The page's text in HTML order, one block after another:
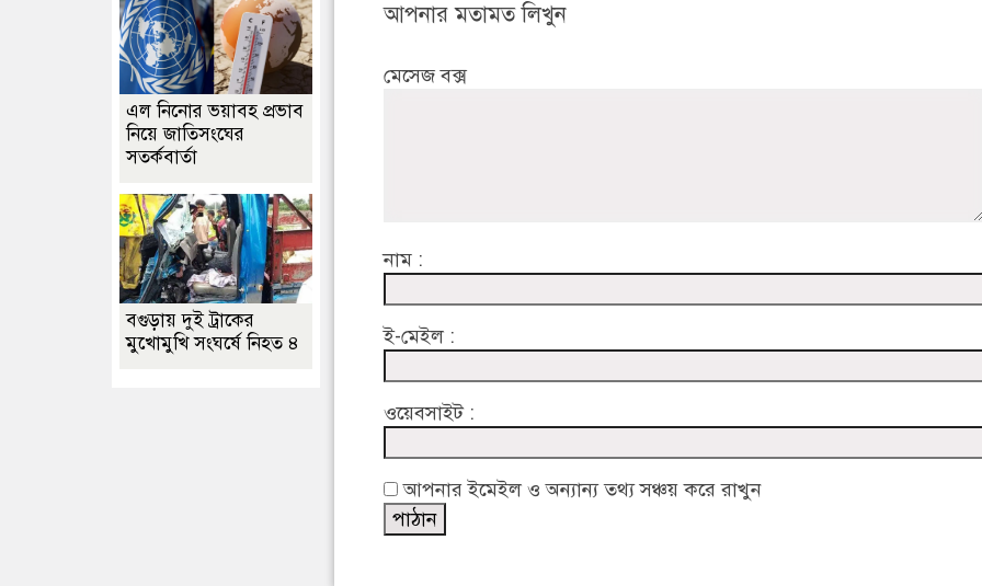
আপনার মতামত লিখুন
মেসেজ বক্স
নাম :
ই-মেইল :
ওয়েবসাইট :
আপনার ইমেইল ও অন্যান্য তথ্য সঞ্চয় করে রাখুন
এল নিনোর ভয়াবহ প্রভাব
নিয়ে জাতিসংঘের
সতর্কবার্তা
বগুড়ায় দুই ট্রাকের
মুখোমুখি সংঘর্ষে নিহত ৪